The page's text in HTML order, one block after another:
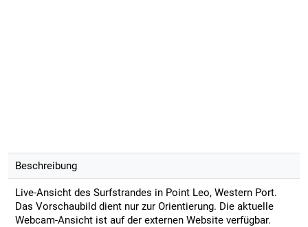
Beschreibung
Live-Ansicht des Surfstrandes in Point Leo, Western Port.
Das Vorschaubild dient nur zur Orientierung. Die aktuelle
Webcam-Ansicht ist auf der externen Website verfügbar.